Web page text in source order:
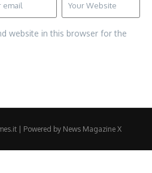
website in this browser for the
| Powered by News Magazine X